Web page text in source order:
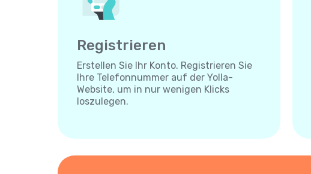
Registrieren
Erstellen Sie Ihr Konto. Registrieren Sie
Ihre Telefonnummer auf der Yolla-
Website, um in nur wenigen Klicks
loszulegen.